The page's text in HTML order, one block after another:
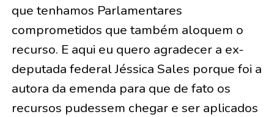
que tenhamos Parlamentares
comprometidos que também aloquem o
recurso. E aqui eu quero agradecer a ex-
deputada federal Jéssica Sales porque foi a
autora da emenda para que de fato os
recursos pudessem chegar e ser aplicados